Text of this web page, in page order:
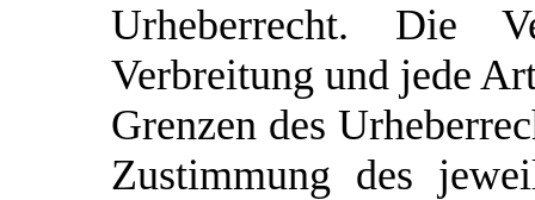
Urheberrecht. Die
Verbreitung und jede
Grenzen des
Zustimmung des